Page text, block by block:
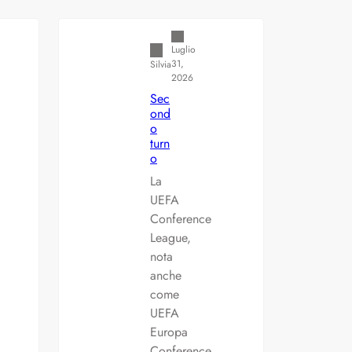
Silvia
Luglio
31,
2026
Sec
ond
o
turn
o
La
UEFA
Conference
League,
nota
anche
come
UEFA
Europa